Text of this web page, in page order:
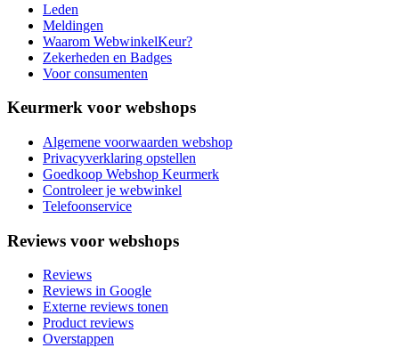
Leden
Meldingen
Waarom WebwinkelKeur?
Zekerheden en Badges
Voor consumenten
Keurmerk voor webshops
Algemene voorwaarden webshop
Privacyverklaring opstellen
Goedkoop Webshop Keurmerk
Controleer je webwinkel
Telefoonservice
Reviews voor webshops
Reviews
Reviews in Google
Externe reviews tonen
Product reviews
Overstappen